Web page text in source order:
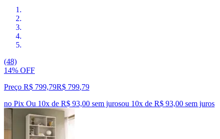
(48)
14% OFF
Preço R$ 799,79R$ 799,79
no Pix Ou 10x de R$ 93,00 sem jurosou 10x de R$ 93,00 sem juros